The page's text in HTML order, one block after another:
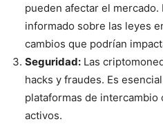
pueden afectar el
informado sobre las leyes
cambios que podrían
Seguridad: Las
hacks y fraudes. Es
plataformas de
activos.